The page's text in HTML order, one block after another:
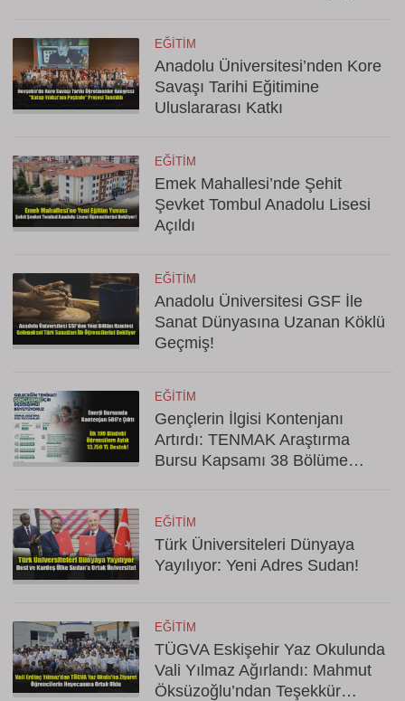
EĞITIM
Anadolu Üniversitesi’nden Kore
Savaşı Tarihi Eğitimine
Uluslararası Katkı
EĞITIM
Emek Mahallesi’nde Şehit
Şevket Tombul Anadolu Lisesi
Açıldı
EĞITIM
Anadolu Üniversitesi GSF İle
Sanat Dünyasına Uzanan Köklü
Geçmiş!
EĞITIM
Gençlerin İlgisi Kontenjanı
Artırdı: TENMAK Araştırma
Bursu Kapsamı 38 Bölüme
EĞITIM
Türk Üniversiteleri Dünyaya
Yayılıyor: Yeni Adres Sudan!
EĞITIM
TÜGVA Eskişehir Yaz Okulunda
Vali Yılmaz Ağırlandı: Mahmut
Öksüzoğlu’ndan Teşekkür